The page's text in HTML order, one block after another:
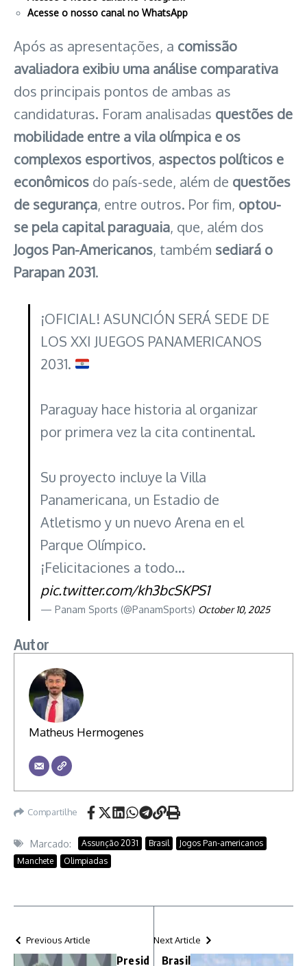
Acesse o nosso canal no WhatsApp
Após as apresentações, a comissão
avaliadora exibiu uma análise comparativa
dos principais pontos de ambas as
candidaturas. Foram analisadas questões de
mobilidade entre a vila olímpica e os
complexos esportivos, aspectos políticos e
econômicos do país-sede, além de questões
de segurança, entre outros. Por fim, optou-
se pela capital paraguaia, que, além dos
Jogos Pan-Americanos, também sediará o
Parapan 2031.
¡OFICIAL! ASUNCIÓN SERÁ SEDE DE
LOS XXI JUEGOS PANAMERICANOS
2031.
Paraguay hace historia al organizar
por primera vez la cita continental.
Su proyecto incluye la Villa
Panamericana, un Estadio de
Atletismo y un nuevo Arena en el
Parque Olímpico.
¡Felicitaciones a todo…
pic.twitter.com/kh3bcSKPS1
— Panam Sports (@PanamSports) October 10, 2025
Autor
Matheus Hermogenes
Compartilhe
Marcado: Assunção 2031 Brasil
Jogos Pan-americanos
Manchete
Olimpiadas
Previous Article
Presid
Next Article
Brasil